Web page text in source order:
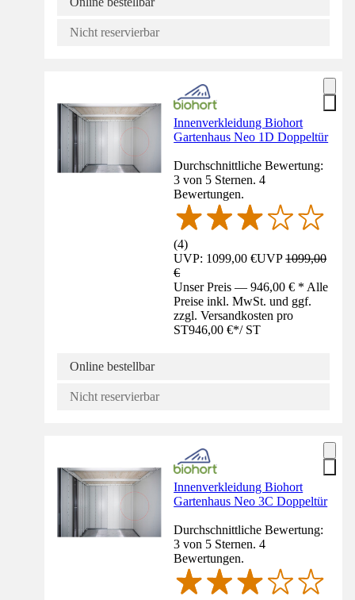
Nicht reservierbar
Innenverkleidung Biohort
Gartenhaus Neo 1D Doppeltür
Durchschnittliche Bewertung:
3 von 5 Sternen. 4
Bewertungen.
(4)
UVP: 1099,00 €UVP1099,00
€
Unser Preis — 946,00 € * Alle
Preise inkl. MwSt. und ggf.
zzgl. Versandkosten pro
ST946,00 €*/ ST
Online bestellbar
Nicht reservierbar
Innenverkleidung Biohort
Gartenhaus Neo 3C Doppeltür
Durchschnittliche Bewertung:
3 von 5 Sternen. 4
Bewertungen.